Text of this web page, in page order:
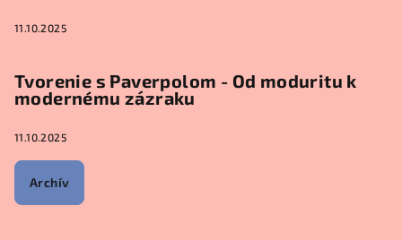
11.10.2025
Tvorenie s Paverpolom - Od moduritu k
modernému zázraku
11.10.2025
Archív